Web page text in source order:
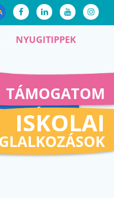
TÁMOGATOM
ISKOLAI
NYUGITIPPEK